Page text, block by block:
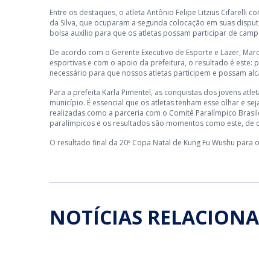
Entre os destaques, o atleta Antônio Felipe Litzius Cifarelli
da Silva, que ocuparam a segunda colocação em suas
bolsa auxílio para que os atletas possam participar de
De acordo com o Gerente Executivo de Esporte e Lazer,
esportivas e com o apoio da prefeitura, o resultado é este:
necessário para que nossos atletas participem e possam
Para a prefeita Karla Pimentel, as conquistas dos jovens
município. É essencial que os atletas tenham esse olhar e
realizadas como a parceria com o Comitê Paralímpico
paralímpicos e os resultados são momentos como este, de
O resultado final da 20º Copa Natal de Kung Fu Wushu
NOTÍCIAS